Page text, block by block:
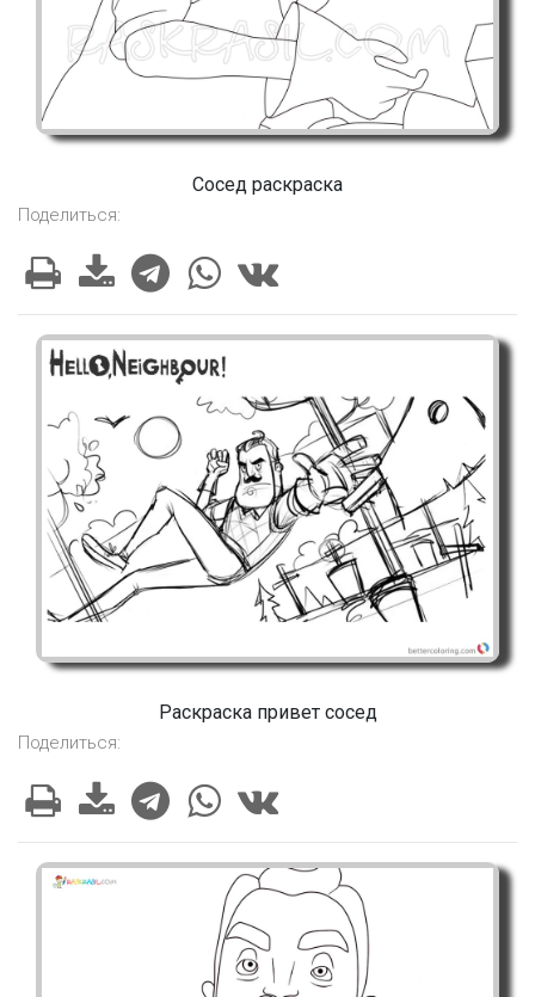
Сосед раскраска
Поделиться:
Раскраска привет сосед
Поделиться: